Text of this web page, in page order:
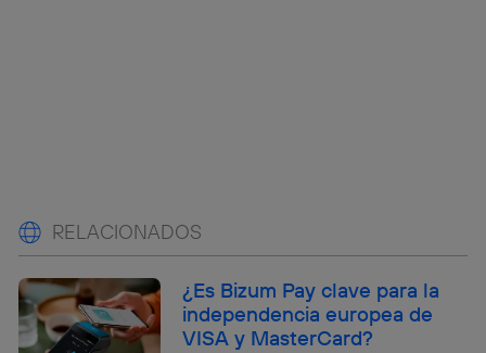
RELACIONADOS
¿Es Bizum Pay clave para la
independencia europea de
VISA y MasterCard?